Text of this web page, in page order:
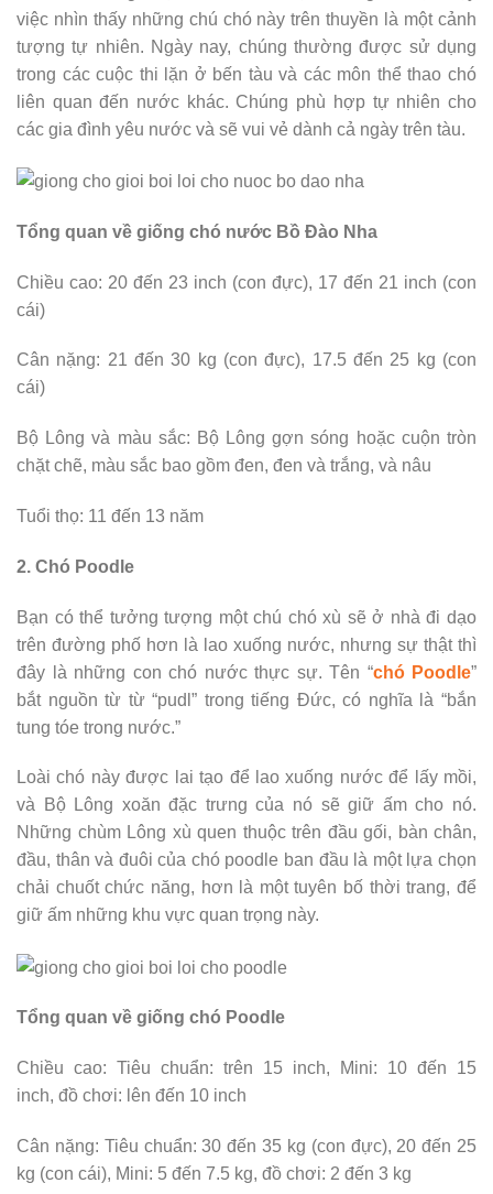
việc nhìn thấy những chú chó này trên thuyền là một cảnh
tượng tự nhiên. Ngày nay, chúng thường được sử dụng
trong các cuộc thi lặn ở bến tàu và các môn thể thao chó
liên quan đến nước khác. Chúng phù hợp tự nhiên cho
các gia đình yêu nước và sẽ vui vẻ dành cả ngày trên tàu.
Tổng quan về giống chó nước Bồ Đào Nha
Chiều cao: 20 đến 23 inch (con đực), 17 đến 21 inch (con
cái)
Cân nặng: 21 đến 30 kg (con đực), 17.5 đến 25 kg (con
cái)
Bộ Lông và màu sắc: Bộ Lông gợn sóng hoặc cuộn tròn
chặt chẽ, màu sắc bao gồm đen, đen và trắng, và nâu
Tuổi thọ: 11 đến 13 năm
2. Chó Poodle
Bạn có thể tưởng tượng một chú chó xù sẽ ở nhà đi dạo
trên đường phố hơn là lao xuống nước, nhưng sự thật thì
đây là những con chó nước thực sự. Tên “chó Poodle”
bắt nguồn từ từ “pudl” trong tiếng Đức, có nghĩa là “bắn
tung tóe trong nước.”
Loài chó này được lai tạo để lao xuống nước để lấy mồi,
và Bộ Lông xoăn đặc trưng của nó sẽ giữ ấm cho nó.
Những chùm Lông xù quen thuộc trên đầu gối, bàn chân,
đầu, thân và đuôi của chó poodle ban đầu là một lựa chọn
chải chuốt chức năng, hơn là một tuyên bố thời trang, để
giữ ấm những khu vực quan trọng này.
Tổng quan về giống chó Poodle
Chiều cao: Tiêu chuẩn: trên 15 inch, Mini: 10 đến 15
inch, đồ chơi: lên đến 10 inch
Cân nặng: Tiêu chuẩn: 30 đến 35 kg (con đực), 20 đến 25
kg (con cái), Mini: 5 đến 7.5 kg, đồ chơi: 2 đến 3 kg